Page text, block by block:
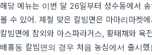
해당 메뉴는 이번 달 26일부터 성수동에서
볼 수 있어. 제철 맞은 칼빔면은 마마리마켓
칼빔면에 참외와 아스파라거스, 황태채와 육
배홍동 칼빔면의 경우 처음 농심에서 출시